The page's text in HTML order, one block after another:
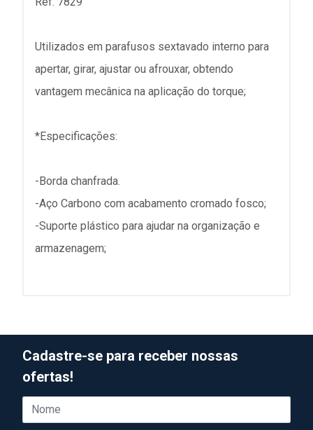
Utilizados em parafusos sextavado interno para
apertar, girar, ajustar ou afrouxar, obtendo
vantagem mecânica na aplicação do torque;
*Especificações:
-Borda chanfrada.
-Aço Carbono com acabamento cromado fosco;
-Suporte plástico para ajudar na organização e
armazenagem;
Cadastre-se para receber nossas
ofertas!